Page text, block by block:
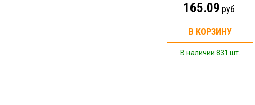
165.09 руб
В КОРЗИНУ
В наличии 831 шт.